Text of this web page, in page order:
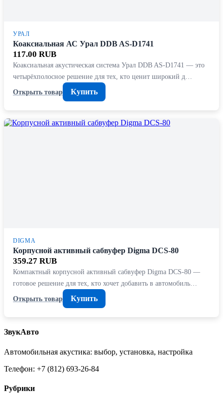
УРАЛ
Коаксиальная АС Урал DDB AS-D1741
117.00 RUB
Коаксиальная акустическая система Урал DDB AS-D1741 — это
четырёхполосное решение для тех, кто ценит широкий д…
Открыть товар
Купить
DIGMA
Корпусной активный сабвуфер Digma DCS-80
359.27 RUB
Компактный корпусной активный сабвуфер Digma DCS-80 —
готовое решение для тех, кто хочет добавить в автомобиль…
Открыть товар
Купить
ЗвукАвто
Автомобильная акустика: выбор, установка, настройка
Телефон: +7 (812) 693-26-84
Рубрики